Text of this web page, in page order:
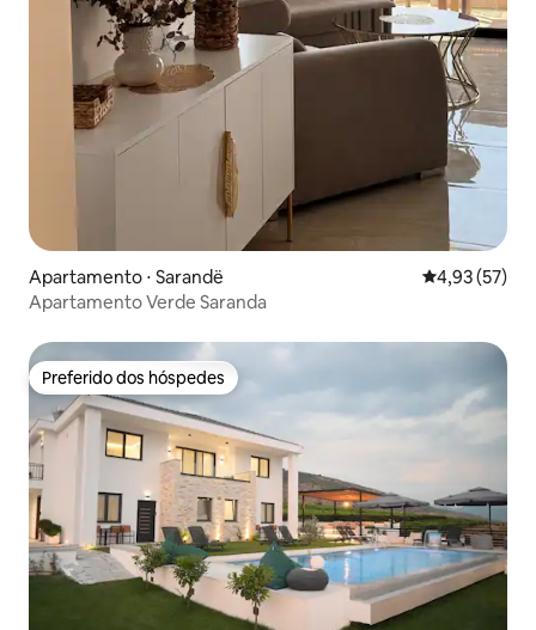
Apartamento ⋅ Sarandë 4,93 de uma
4,93 (57)
Apartamento Verde Saranda
Preferido dos hóspedes
Preferido dos hóspedes